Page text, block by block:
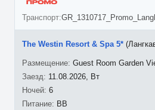
11.08.2026, Вт
6
The Westin Resort & Spa 5*
Guest Room Garden
BB